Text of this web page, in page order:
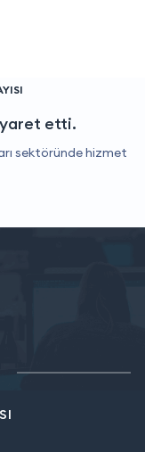
etti.
sektöründe hizmet